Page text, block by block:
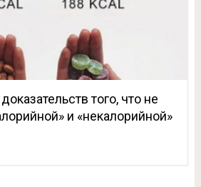
того, что не
и «некалорийной»